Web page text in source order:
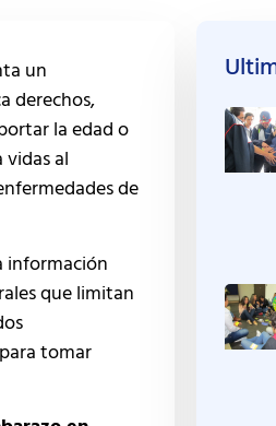
un
derechos,
la edad o
al
de
información
que limitan
tomar